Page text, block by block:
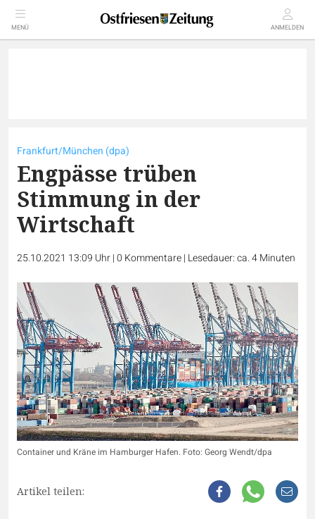
MENÜ ANMELDEN
Frankfurt/München (dpa)
Engpässe trüben
Stimmung in der
Wirtschaft
25.10.2021 13:09 Uhr|0 Kommentare| Lesedauer: ca. 4 Minuten
Container und Kräne im Hamburger Hafen. Foto: Georg Wendt/dpa
Artikel teilen: